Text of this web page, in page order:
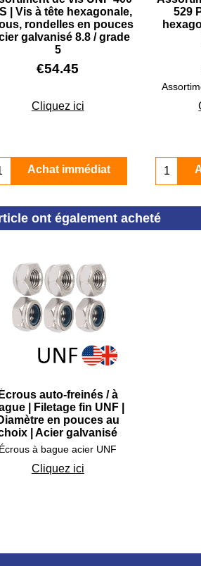
| Vis à tête hexagonale,
rondelles en pouces
galvanisé 8.8 / grade
5
€54.45
Cliquez ici
Achat immédiat
529
ont également acheté
Écrous auto-freinés / à
| Filetage fin UNF |
en pouces au
| Acier galvanisé
Écrous à bague acier UNF
Cliquez ici